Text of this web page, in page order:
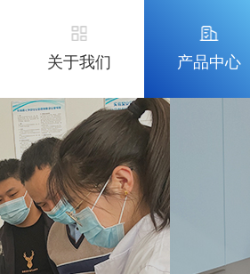
关于我们 产品中心